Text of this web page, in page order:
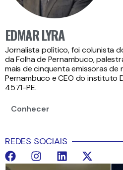
EDMAR LYRA
Jornalista político, foi colunista
da Folha de Pernambuco,
mais de cinquenta emissoras de
Pernambuco e CEO do instituto
4571-PE.
Conhecer
REDES SOCIAIS